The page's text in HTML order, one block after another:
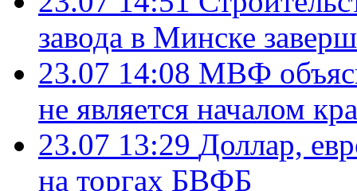
завода в Минске
23.07 14:08 МВФ
не является началом
23.07 13:29 Доллар,
на торгах БВФБ